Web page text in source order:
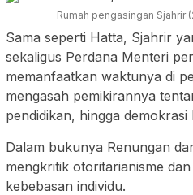
Rumah pengasingan Sjahrir
Sama seperti Hatta, Sjahrir
sekaligus Perdana Menteri
memanfaatkan waktunya di
mengasah pemikirannya
pendidikan, hingga demokrasi
Dalam bukunya Renungan
mengkritik otoritarianisme
kebebasan individu.